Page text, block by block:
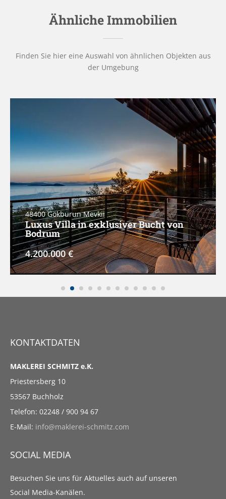
KONTAKTDATEN
MAKLEREI SCHMITZ e.K.
Priestersberg 10
53567 Buchholz
Telefon: 02248 / 900 94 67
E-Mail: info@maklerei-schmitz.com
SOCIAL MEDIA
Besuchen Sie uns für Aktuelles auch auf unseren
Social Media-Kanälen.
Ähnliche Immobilien
Finden Sie hier eine Auswahl von ähnlichen Objekten aus
der Umgebung
48400Gökburun Mevkii
Luxus Villa in exklusiver Bucht von
Bodrum
4.200.000 €
4 5 6 7 8 9 101112